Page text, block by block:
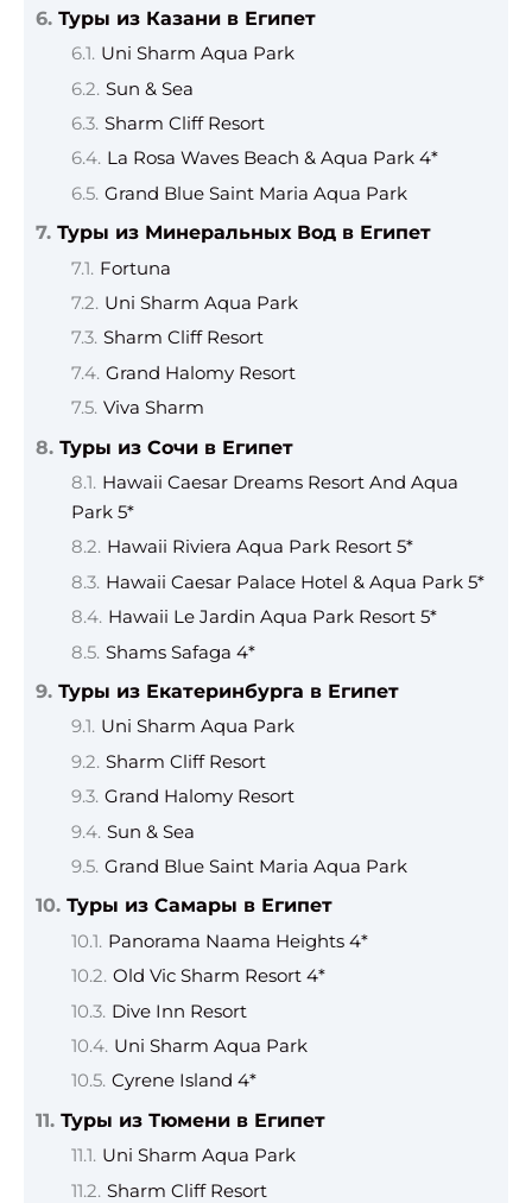
Туры из Казани в Египет
Uni Sharm Aqua Park
Sun & Sea
Sharm Cliff Resort
La Rosa Waves Beach & Aqua Park 4*
Grand Blue Saint Maria Aqua Park
Туры из Минеральных Вод в Египет
Fortuna
Uni Sharm Aqua Park
Sharm Cliff Resort
Grand Halomy Resort
Viva Sharm
Туры из Сочи в Египет
Hawaii Caesar Dreams Resort And Aqua
Park 5*
Hawaii Riviera Aqua Park Resort 5*
Hawaii Caesar Palace Hotel & Aqua Park 5*
Hawaii Le Jardin Aqua Park Resort 5*
Shams Safaga 4*
Туры из Екатеринбурга в Египет
Uni Sharm Aqua Park
Sharm Cliff Resort
Grand Halomy Resort
Sun & Sea
Grand Blue Saint Maria Aqua Park
Туры из Самары в Египет
Panorama Naama Heights 4*
Old Vic Sharm Resort 4*
Dive Inn Resort
Uni Sharm Aqua Park
Cyrene Island 4*
Туры из Тюмени в Египет
Uni Sharm Aqua Park
Sharm Cliff Resort